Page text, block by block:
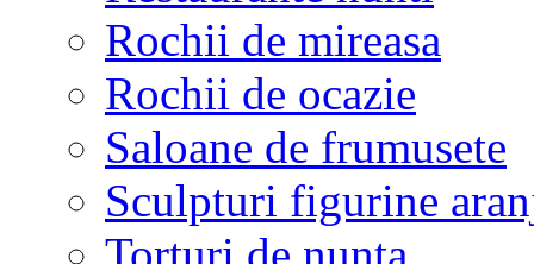
Rochii de mireasa
Rochii de ocazie
Saloane de frumusete
Sculpturi figurine
Torturi de nunta